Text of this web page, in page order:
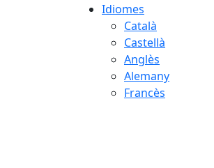
Idiomes
Català
Castellà
Anglès
Alemany
Francès